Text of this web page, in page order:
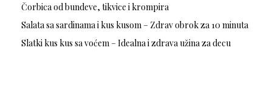
Čorbica od bundeve, tikvice i krompira
Salata sa sardinama i kus kusom – Zdrav obrok za 10 minuta
Slatki kus kus sa voćem – Idealna i zdrava užina za decu